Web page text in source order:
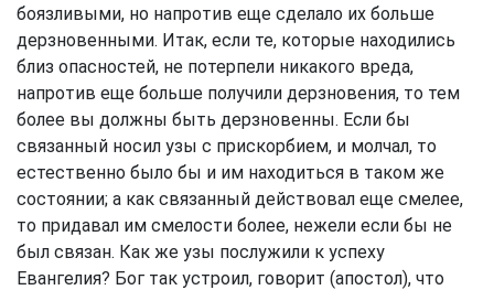
боязливыми, но напротив еще сделало их больше
дерзновенными. Итак, если те, которые находились
близ опасностей, не потерпели никакого вреда,
напротив еще больше получили дерзновения, то тем
более вы должны быть дерзновенны. Если бы
связанный носил узы с прискорбием, и молчал, то
естественно было бы и им находиться в таком же
состоянии; а как связанный действовал еще смелее,
то придавал им смелости более, нежели если бы не
был связан. Как же узы послужили к успеху
Евангелия? Бог так устроил, говорит (апостол), что